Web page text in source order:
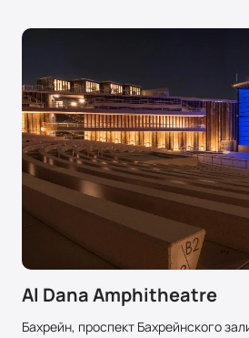
Al Dana Amphitheatre
Бахрейн, проспект Бахрейнского